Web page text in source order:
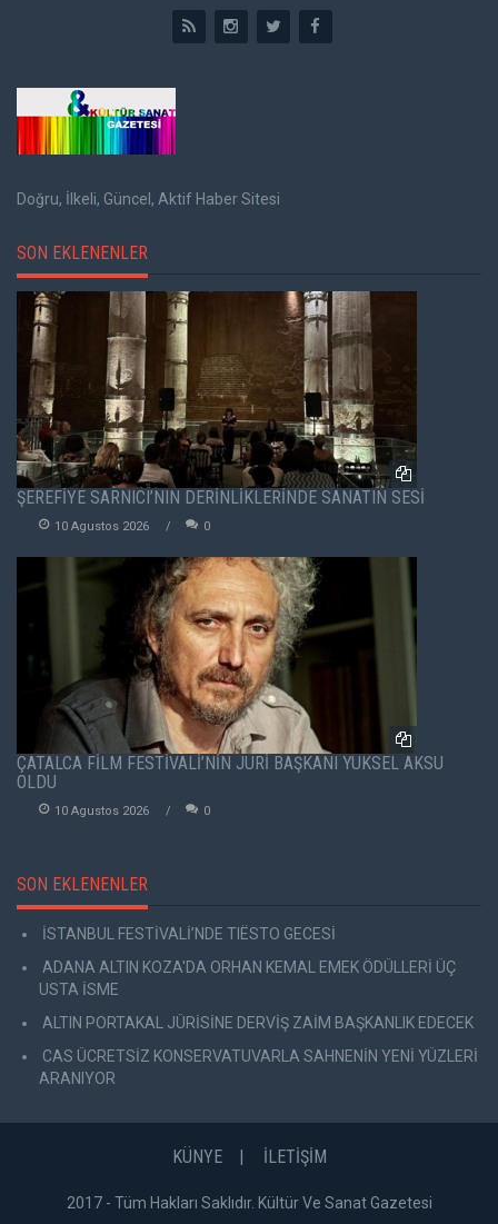
Doğru, İlkeli, Güncel, Aktif Haber Sitesi
SON EKLENENLER
ŞEREFİYE SARNICI’NIN DERİNLİKLERİNDE SANATIN SESİ
10 Agustos 2026 0
ÇATALCA FİLM FESTİVALİ’NİN JÜRİ BAŞKANI YÜKSEL AKSU
OLDU
10 Agustos 2026 0
SON EKLENENLER
İSTANBUL FESTİVALİ’NDE TIËSTO GECESİ
ADANA ALTIN KOZA'DA ORHAN KEMAL EMEK ÖDÜLLERİ ÜÇ
USTA İSME
ALTIN PORTAKAL JÜRİSİNE DERVİŞ ZAİM BAŞKANLIK EDECEK
CAS ÜCRETSİZ KONSERVATUVARLA SAHNENİN YENİ YÜZLERİ
ARANIYOR
KÜNYE İLETİŞİM
2017 - Tüm Hakları Saklıdır. Kültür Ve Sanat Gazetesi